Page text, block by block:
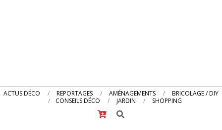
Primary
ACTUS DÉCO REPORTAGES AMÉNAGEMENTS
BRICOLAGE / DIY
CONSEILS DÉCO
JARDIN
SHOPPING
Search